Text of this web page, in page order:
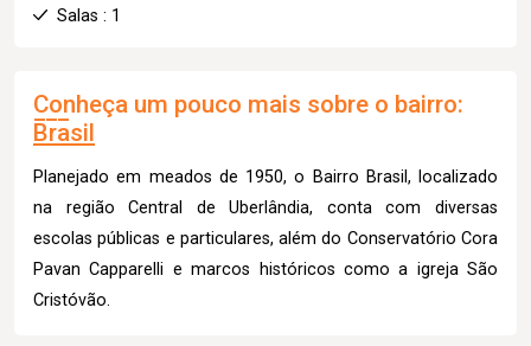
Salas : 1
Conheça um pouco mais sobre o bairro:
Brasil
Planejado em meados de 1950, o Bairro Brasil, localizado
na região Central de Uberlândia, conta com diversas
escolas públicas e particulares, além do Conservatório Cora
Pavan Capparelli e marcos históricos como a igreja São
Cristóvão.